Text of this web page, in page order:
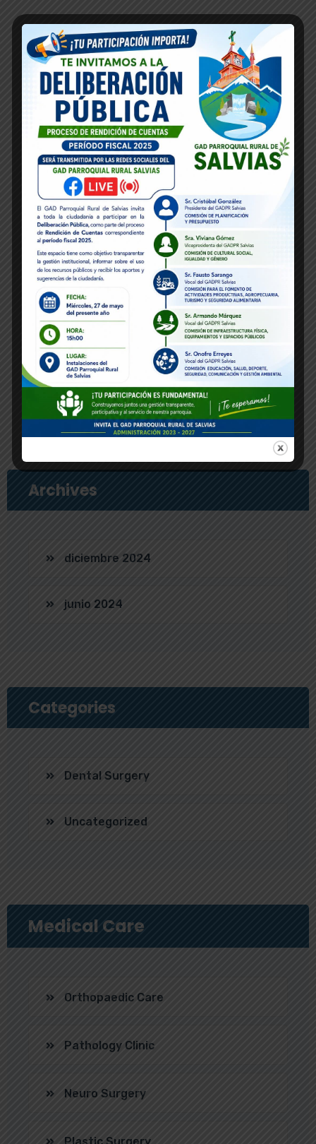
Md Nadim Khan
Medicine Specialist
Dr Jorina Jons
Medicine Specialist
Dr Murad Khan
Medicine Specialist
Archives
diciembre 2024
junio 2024
Categories
Dental Surgery
Uncategorized
Medical Care
Orthopaedic Care
Pathology Clinic
Neuro Surgery
Plastic Surgery